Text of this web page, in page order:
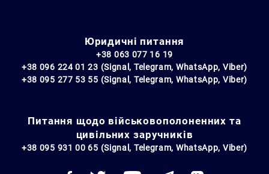
Юридичні питання
+38 063 077 16 19
+38 096 224 01 23 (Signal, Telegram, WhatsApp, Viber)
+38 095 277 53 55 (Signal, Telegram, WhatsApp, Viber)
Питання щодо військовополоненних та
цивільних заручників
+38 095 931 00 65 (Signal, Telegram, WhatsApp, Viber)